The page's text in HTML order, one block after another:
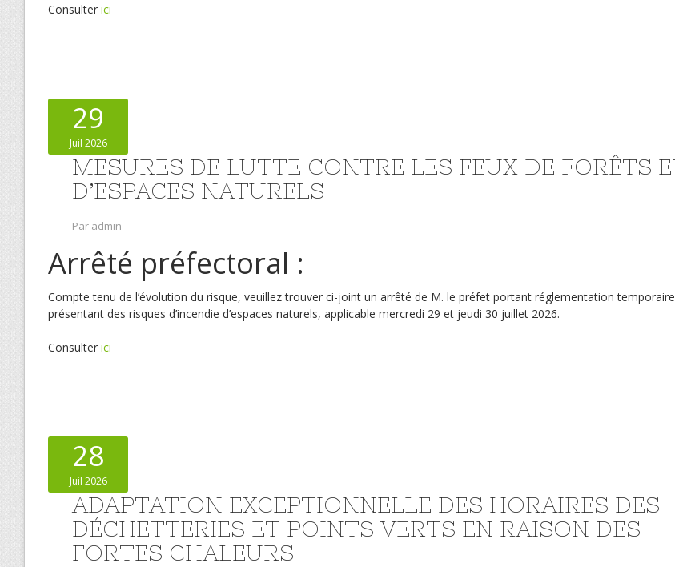
Consulter ici
29
Juil 2026
MESURES DE LUTTE CONTRE LES FEUX DE FORÊTS
D’ESPACES NATURELS
Par admin
Arrêté préfectoral :
Compte tenu de l’évolution du risque, veuillez trouver ci-joint un arrêté de M. le préfet portant réglementation
présentant des risques d’incendie d’espaces naturels, applicable mercredi 29 et jeudi 30 juillet 2026.
Consulter ici
28
Juil 2026
ADAPTATION EXCEPTIONNELLE DES HORAIRES DES
DÉCHETTERIES ET POINTS VERTS EN RAISON DES
FORTES CHALEURS